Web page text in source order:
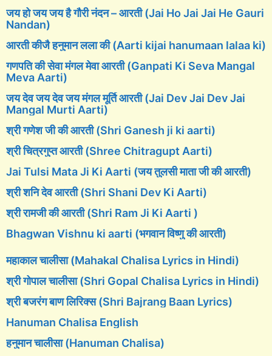
जय हो जय जय है गौरी नंदन – आरती (Jai Ho Jai Jai He Gauri
Nandan)
आरती कीजै हनुमान लला की (Aarti kijai hanumaan lalaa ki)
गणपति की सेवा मंगल मेवा आरती (Ganpati Ki Seva Mangal
Meva Aarti)
जय देव जय देव जय मंगल मूर्ति आरती (Jai Dev Jai Dev Jai
Mangal Murti Aarti)
श्री गणेश जी की आरती (Shri Ganesh ji ki aarti)
श्री चित्रगुप्त आरती (Shree Chitragupt Aarti)
Jai Tulsi Mata Ji Ki Aarti (जय तुलसी माता जी की आरती)
श्री शनि देव आरती (Shri Shani Dev Ki Aarti)
श्री रामजी की आरती (Shri Ram Ji Ki Aarti )
Bhagwan Vishnu ki aarti (भगवान विष्णु की आरती)
महाकाल चालीसा (Mahakal Chalisa Lyrics in Hindi)
श्री गोपाल चालीसा (Shri Gopal Chalisa Lyrics in Hindi)
श्री बजरंग बाण लिरिक्स (Shri Bajrang Baan Lyrics)
Hanuman Chalisa English
हनुमान चालीसा (Hanuman Chalisa)